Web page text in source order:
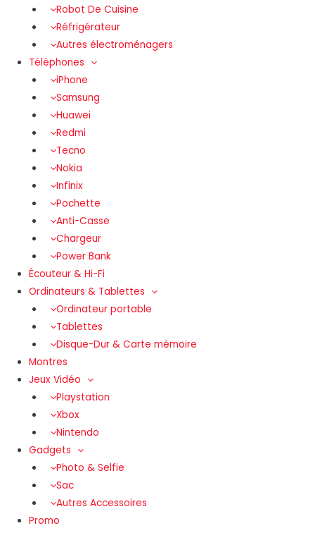
Robot De Cuisine
Réfrigérateur
Autres électroménagers
Téléphones
iPhone
Samsung
Huawei
Redmi
Tecno
Nokia
Infinix
Pochette
Anti-Casse
Chargeur
Power Bank
Écouteur & Hi-Fi
Ordinateurs & Tablettes
Ordinateur portable
Tablettes
Disque-Dur & Carte mémoire
Montres
Jeux Vidéo
Playstation
Xbox
Nintendo
Gadgets
Photo & Selfie
Sac
Autres Accessoires
Promo